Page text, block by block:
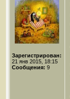
Зарегистрирован:
21 янв 2015, 18:15
Сообщения: 9